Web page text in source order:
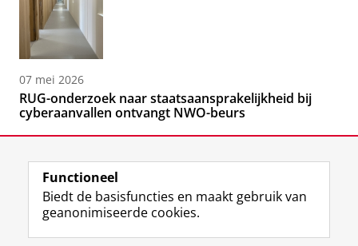
07 mei 2026
RUG-onderzoek naar staatsaansprakelijkheid bij
cyberaanvallen ontvangt NWO-beurs
Volg de RUG
F
L
R I
Y
Functioneel
Biedt de basisfuncties en maakt gebruik van
geanonimiseerde cookies.